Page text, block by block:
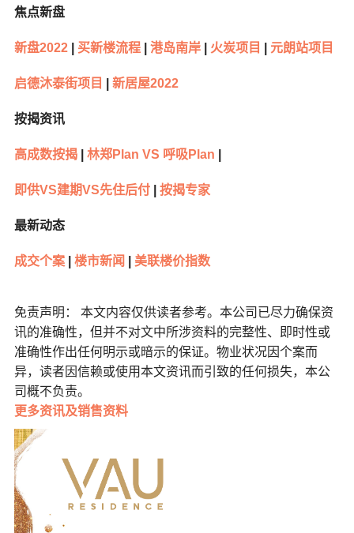
焦点新盘
新盘2022| 买新楼流程| 港岛南岸| 火炭项目 元朗站项目
启德沐泰街项目 新居屋2022
按揭资讯
高成数按揭| 林郑Plan VS 呼吸Plan
即供VS建期VS先住后付 按揭专家
最新动态
成交个案 楼市新闻 美联楼价指数
免责声明： 本文内容仅供读者参考。本公司已尽力确保资
讯的准确性，但并不对文中所涉资料的完整性、即时性或
准确性作出任何明示或暗示的保证。物业状况因个案而
异，读者因信赖或使用本文资讯而引致的任何损失，本公
司概不负责。
更多资讯及销售资料